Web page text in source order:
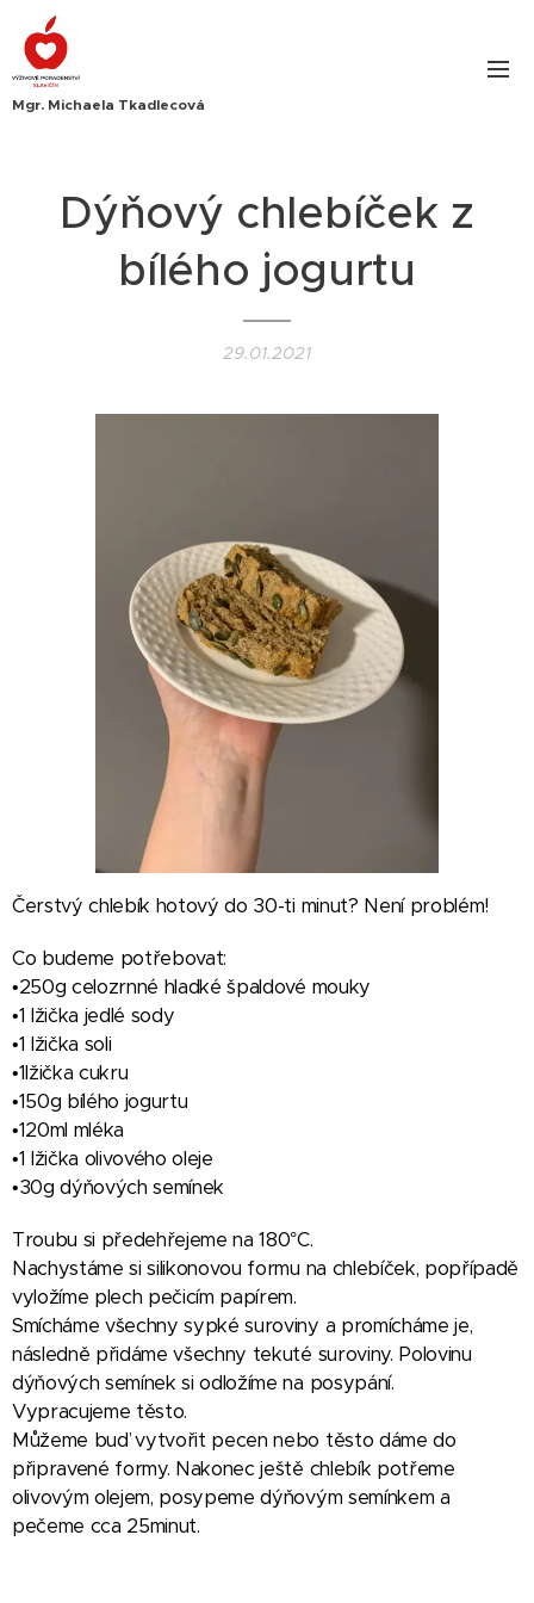
Mgr. Michaela Tkadlecová
Dýňový chlebíček z
bílého jogurtu
29.01.2021
Čerstvý chlebík hotový do 30-ti minut? Není problém!
Co budeme potřebovat:
•250g celozrnné hladké špaldové mouky
•1 lžička jedlé sody
•1 lžička soli
•1lžička cukru
•150g bílého jogurtu
•120ml mléka
•1 lžička olivového oleje
•30g dýňových semínek
Troubu si předehřejeme na 180°C.
Nachystáme si silikonovou formu na chlebíček, popřípadě
vyložíme plech pečicím papírem.
Smícháme všechny sypké suroviny a promícháme je,
následně přidáme všechny tekuté suroviny. Polovinu
dýňových semínek si odložíme na posypání.
Vypracujeme těsto.
Můžeme buď vytvořit pecen nebo těsto dáme do
připravené formy. Nakonec ještě chlebík potřeme
olivovým olejem, posypeme dýňovým semínkem a
pečeme cca 25minut.